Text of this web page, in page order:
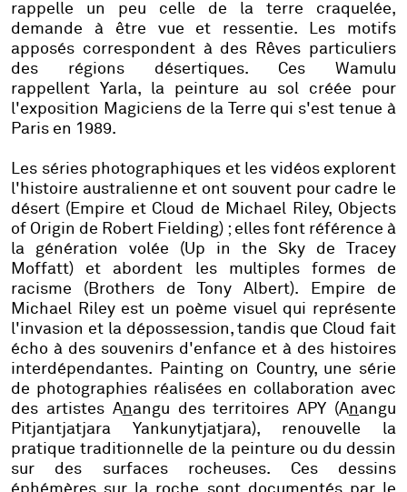
rappelle un peu celle de la terre craquelée,
demande à être vue et ressentie. Les motifs
apposés correspondent à des Rêves particuliers
des régions désertiques. Ces Wamulu
rappellent Yarla, la peinture au sol créée pour
l'exposition Magiciens de la Terre qui s'est tenue à
Paris en 1989.
Les séries photographiques et les vidéos explorent
l'histoire australienne et ont souvent pour cadre le
désert ( Empire et Cloud de Michael Riley, Objects
of Origin de Robert Fielding) ; elles font référence à
la génération volée (Up in the Sky de Tracey
Moffatt) et abordent les multiples formes de
racisme ( Brothers de Tony Albert). Empire de
Michael Riley est un poème visuel qui représente
l'invasion et la dépossession, tandis que Cloudfait
écho à des souvenirs d'enfance et à des histoires
interdépendantes.
Painting on Country, une série
de photographies réalisées en collaboration avec
des artistes Anangu des territoires APY (Anangu
Pitjantjatjara Yankunytjatjara), renouvelle la
pratique traditionnelle de la peinture ou du dessin
sur des surfaces rocheuses. Ces dessins